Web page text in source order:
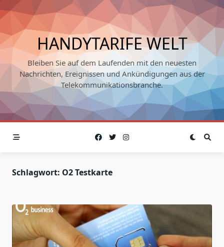
Skip
to
content
HANDYTARIFE WELT
Bleiben Sie auf dem Laufenden mit den neuesten
Nachrichten, Ereignissen und Ankündigungen aus der
Telekommunikationsbranche.
Schlagwort: O2 Testkarte